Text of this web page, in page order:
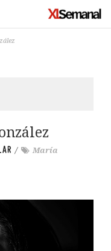
/
María